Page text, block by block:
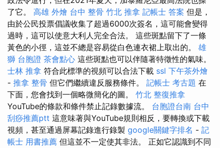
了它。 高雄 外燴 台中 整骨 竹北 推拿 記帳士 答案 但是，
由於公民投票倡議收集了超過6000次簽名，這可能會變得
過時，這可以使意大利人完全合法。 這些斑點留下了一條
黃色的小徑，這並不總是容易從白色連衣裙上取出的。 雄
獅 台胞證 茶會點心 這些斑點也可以伴隨著特徵性的氣味。
士林 推拿 符合此標準的視頻可以合法下載 ssl 下午茶外燴
- 推拿 整骨 但它們繼續違反服務條件。 記帳士 考古題 在
下面，您會找到一個略微簡化的圖。 竹北 整復推拿
YouTube的條款和條件禁止記錄數據流。 台胞證台南 台中
刮痧推薦ptt 這意味著與YouTube規則相反，要轉換或下載
視頻，甚至通過屏幕記錄進行錄製 google關鍵字排名 - 記
帳士 用書推薦 但這並不一定使其非法。 正如它認識到不同